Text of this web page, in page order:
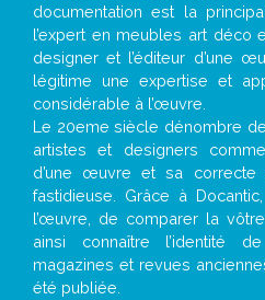
documentation est la
l’expert en meubles art déco
designer et l’éditeur d’une
légitime une expertise et
considérable à l’œuvre.
Le 20eme siècle dénombre
artistes et designers
d’une œuvre et sa correcte
fastidieuse. Grâce à
l’œuvre, de comparer la
ainsi connaître l’identité
magazines et revues
été publiée.